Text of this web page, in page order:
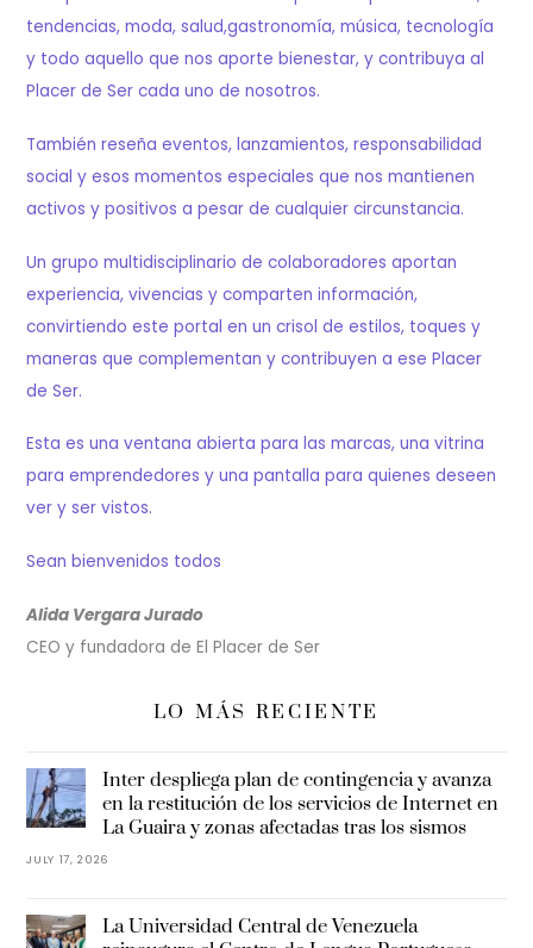
tendencias, moda, salud,gastronomía, música, tecnología
y todo aquello que nos aporte bienestar, y contribuya al
Placer de Ser cada uno de nosotros.
También reseña eventos, lanzamientos, responsabilidad
social y esos momentos especiales que nos mantienen
activos y positivos a pesar de cualquier circunstancia.
Un grupo multidisciplinario de colaboradores aportan
experiencia, vivencias y comparten información,
convirtiendo este portal en un crisol de estilos, toques y
maneras que complementan y contribuyen a ese Placer
de Ser.
Esta es una ventana abierta para las marcas, una vitrina
para emprendedores y una pantalla para quienes deseen
ver y ser vistos.
Sean bienvenidos todos
Alida Vergara Jurado
CEO y fundadora de El Placer de Ser
LO MÁS RECIENTE
Inter despliega plan de contingencia y avanza
en la restitución de los servicios de Internet en
La Guaira y zonas afectadas tras los sismos
JULY 17, 2026
La Universidad Central de Venezuela